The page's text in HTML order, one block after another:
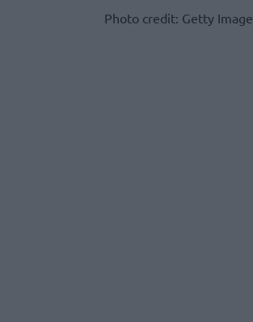
Photo credit: Getty